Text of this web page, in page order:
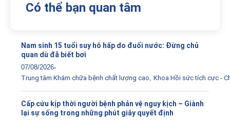
Có thể bạn quan tâm
Nam sinh 15 tuổi suy hô hấp do đuối nước: Đừng chủ
quan dù đã biết bơi
07/08/2026
Trung tâm Khám chữa bệnh chất lượng cao, Khoa Hồi sức tích cực -
Cấp cứu kịp thời người bệnh phản vệ nguy kịch – Giành
lại sự sống trong những phút giây quyết định